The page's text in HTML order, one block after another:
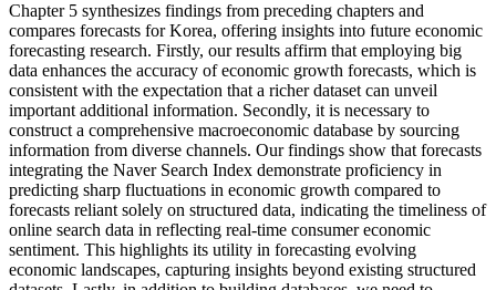
Chapter 5 synthesizes findings from preceding chapters and
compares forecasts for Korea, offering insights into future economic
forecasting research. Firstly, our results affirm that employing big
data enhances the accuracy of economic growth forecasts, which is
consistent with the expectation that a richer dataset can unveil
important additional information. Secondly, it is necessary to
construct a comprehensive macroeconomic database by sourcing
information from diverse channels. Our findings show that forecasts
integrating the Naver Search Index demonstrate proficiency in
predicting sharp fluctuations in economic growth compared to
forecasts reliant solely on structured data, indicating the timeliness of
online search data in reflecting real-time consumer economic
sentiment. This highlights its utility in forecasting evolving
economic landscapes, capturing insights beyond existing structured